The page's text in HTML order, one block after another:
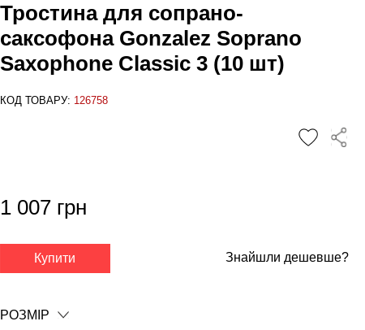
Тростина для сопрано-
саксофона Gonzalez Soprano
Saxophone Classic 3 (10 шт)
КОД ТОВАРУ: 126758
✕
1 007 грн
Купити Знайшли дешевше?
РОЗМІР